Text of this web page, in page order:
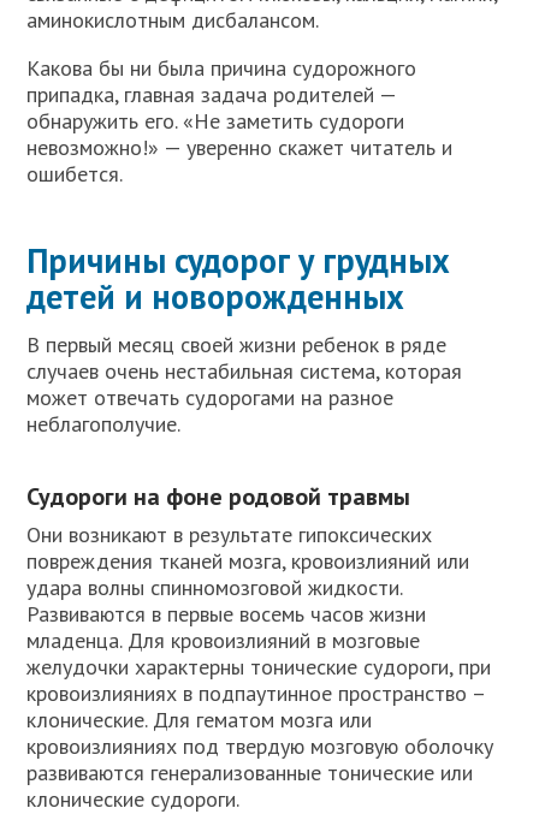
аминокислотным дисбалансом.
Какова бы ни была причина судорожного
припадка, главная задача родителей —
обнаружить его. «Не заметить судороги
невозможно!» — уверенно скажет читатель и
ошибется.
Причины судорог у грудных
детей и новорожденных
В первый месяц своей жизни ребенок в ряде
случаев очень нестабильная система, которая
может отвечать судорогами на разное
неблагополучие.
Судороги на фоне родовой травмы
Они возникают в результате гипоксических
повреждения тканей мозга, кровоизлияний или
удара волны спинномозговой жидкости.
Развиваются в первые восемь часов жизни
младенца. Для кровоизлияний в мозговые
желудочки характерны тонические судороги, при
кровоизлияниях в подпаутинное пространство –
клонические. Для гематом мозга или
кровоизлияниях под твердую мозговую оболочку
развиваются генерализованные тонические или
клонические судороги.